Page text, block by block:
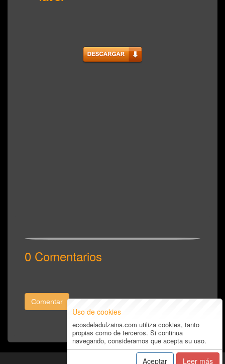
0 Comentarios
Comentar
Uso de cookies
ecosdeladulzaina.com utiliza cookies, tanto
propias como de terceros. Si continua
navegando, consideramos que acepta su uso.
Aceptar Leer más